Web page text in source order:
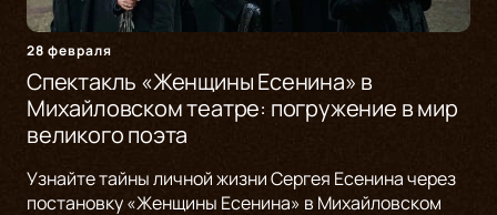
28 февраля
Спектакль «Женщины Есенина» в
Михайловском театре: погружение в мир
великого поэта
Узнайте тайны личной жизни Сергея Есенина через
постановку «Женщины Есенина» в Михайловском